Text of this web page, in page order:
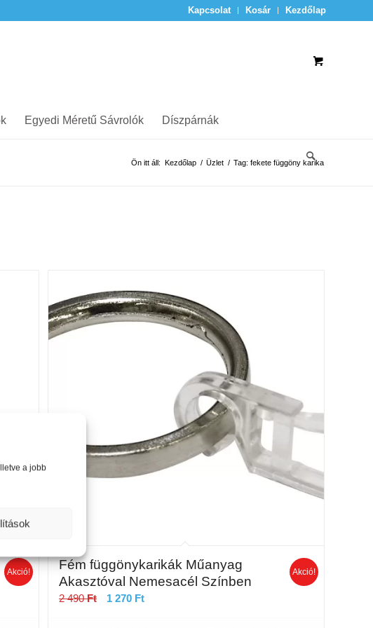
a jobb
Kapcsolat Kosár Kezdőlap
Egyedi Méretű Sávrolók Díszpárnák
Ön itt áll: Kezdőlap / Üzlet / Tag: fekete függöny karika
Akció!
Fém függönykarikák Műanyag
Akasztóval Nemesacél Színben
2 490Ft
Original
1 270 FtCurrent
Akció!